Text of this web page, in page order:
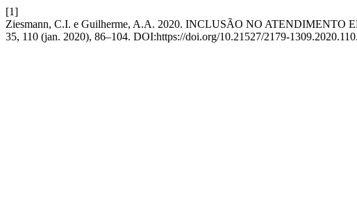
[1]
Ziesmann, C.I. e Guilherme, A.A. 2020. INCLUSÃO NO
35, 110 (jan. 2020), 86–104. DOI:https://doi.org/10.21527/2179-